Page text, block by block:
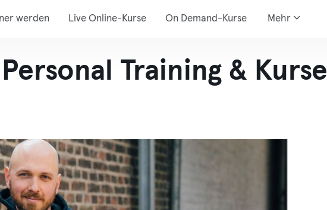
werden Live Online-Kurse On Demand-Kurse Mehr
Training & Kurse